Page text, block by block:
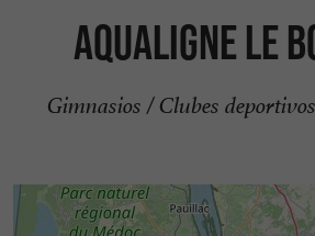
Aqualigne Le
Gimnasios / Clubes